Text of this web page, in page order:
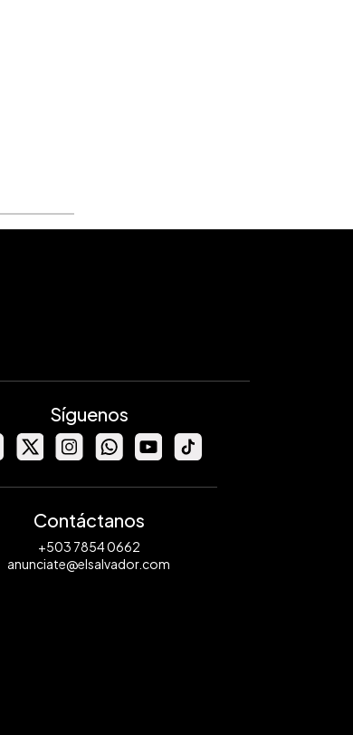
Síguenos
Contáctanos
+503 7854 0662
anunciate@elsalvador.com